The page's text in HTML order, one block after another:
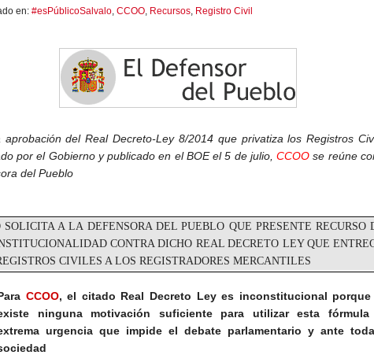
en: #esPúblicoSalvalo CCOO Recursos Registro Civil
aprobación del Real Decreto-Ley 8/2014 que privatiza los Registros
por el Gobierno y publicado en el BOE el 5 de julio,CCOO se reúne
del Pueblo
SOLICITA ALA DEFENSORA DEL PUEBLO QUE PRESENTE RECURSO
CONTRA DICHO REAL DECRETO LEY QUE
CIVILES A LOS REGISTRADORES MERCANTILES
CCOO, el citado Real Decreto Ley es inconstitucional porque
ninguna motivación suficiente para utilizar esta fórmula
urgencia que impide el debate parlamentario y ante